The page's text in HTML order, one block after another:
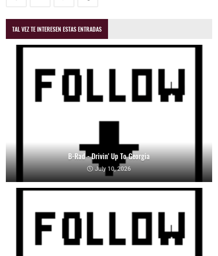
TAL VEZ TE INTERESEN ESTAS ENTRADAS
B-Rad - Drivin' Up To Georgia
July 10, 2026